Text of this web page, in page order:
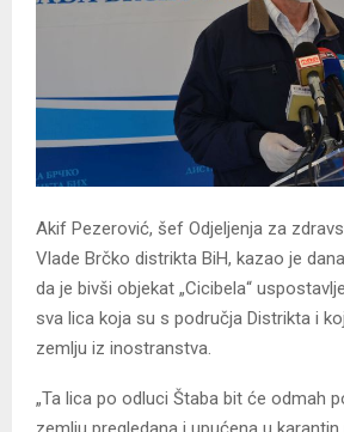
Akif Pezerović, šef Odjeljenja za
Vlade Brčko distrikta BiH, kazao je
da je bivši objekat „Cicibela“
sva lica koja su s područja Distrikta i
zemlju iz inostranstva.
„Ta lica po odluci Štaba bit će odmah